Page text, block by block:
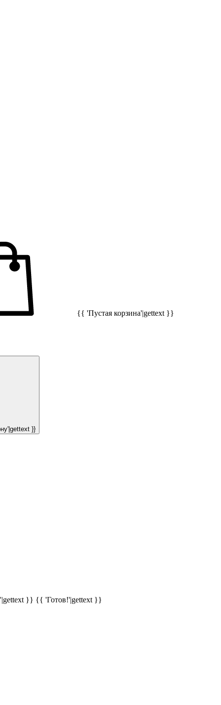
{{ 'Пустая корзина'|gettext }}
}}
}} {{ 'Готов!'|gettext }}